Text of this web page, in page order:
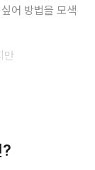
어 방법을 모색
만
?